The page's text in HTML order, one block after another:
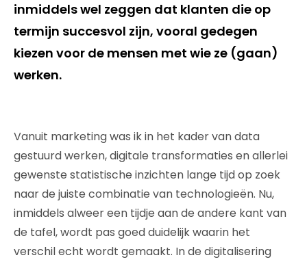
inmiddels wel zeggen dat klanten die op
termijn succesvol zijn, vooral gedegen
kiezen voor de mensen met wie ze (gaan)
werken.
Vanuit marketing was ik in het kader van data
gestuurd werken, digitale transformaties en allerlei
gewenste statistische inzichten lange tijd op zoek
naar de juiste combinatie van technologieën. Nu,
inmiddels alweer een tijdje aan de andere kant van
de tafel, wordt pas goed duidelijk waarin het
verschil echt wordt gemaakt. In de digitalisering